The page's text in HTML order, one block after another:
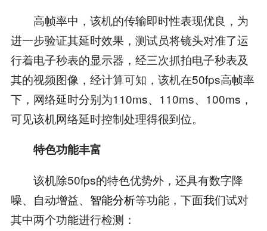
高帧率中，该机的传输即时性表现优良，为
进一步验证其延时效果，测试员将镜头对准了运
行着电子秒表的显示器，经三次抓拍电子秒表及
其的视频图像，经计算可知，该机在50fps高帧率
下，网络延时分别为110ms、110ms、100ms，
可见该机网络延时控制处理得很到位。
特色功能丰富
该机除50fps的特色优势外，还具有数字降
噪、自动增益、 智能分析等功能，下面我们试对
其中两个功能进行检测：